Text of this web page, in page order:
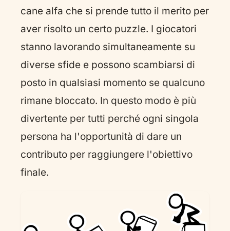
cane alfa che si prende tutto il merito per
aver risolto un certo puzzle. I giocatori
stanno lavorando simultaneamente su
diverse sfide e possono scambiarsi di
posto in qualsiasi momento se qualcuno
rimane bloccato. In questo modo è più
divertente per tutti perché ogni singola
persona ha l'opportunità di dare un
contributo per raggiungere l'obiettivo
finale.